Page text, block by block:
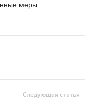
меры
Следующая статья